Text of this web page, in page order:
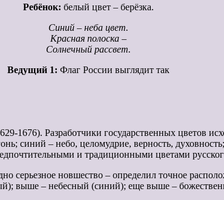
Ребёнок: белый цвет – берёзка.
Синий – неба цвет.
Красная полоска –
Солнечный рассвет.
Ведущий 1: Флаг России выглядит так
1676). Разработчики государственных цветов
синий – небо, целомудрие, верность,
и традиционными цветами
серьезное новшество – определил точное
выше – небесный (синий); еще выше –